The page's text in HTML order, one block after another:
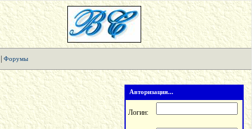
Форумы
Авторизация...
Логин: